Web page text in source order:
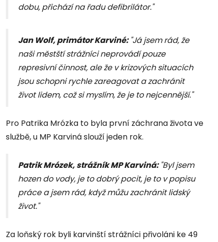
dobu, přichází na řadu defibrilátor."
Jan Wolf, primátor Karviné: "Já jsem rád, že
naši městští strážníci neprovádí pouze
represivní činnost, ale že v krizových situacích
jsou schopni rychle zareagovat a zachránit
život lidem, což si myslím, že je to nejcennější."
Pro Patrika Mrózka to byla první záchrana života ve
službě, u MP Karviná slouží jeden rok.
Patrik Mrózek, strážník MP Karviná: "Byl jsem
hozen do vody, je to dobrý pocit, je to v popisu
práce a jsem rád, když můžu zachránit lidský
život."
Za loňský rok byli karvinští strážníci přivoláni ke 49